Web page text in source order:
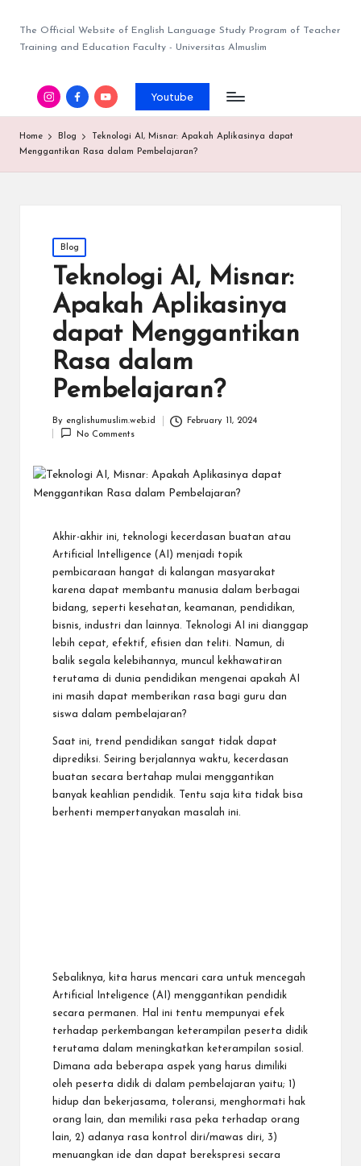
The Official Website of English Language Study Program of Teacher
Training and Education Faculty - Universitas Almuslim
Youtube
Home Blog
Teknologi AI, Misnar: Apakah Aplikasinya dapat
Menggantikan Rasa dalam Pembelajaran?
Blog
Teknologi AI, Misnar:
Apakah Aplikasinya
dapat Menggantikan
Rasa dalam
Pembelajaran?
By englishumuslim.web.id
February 11, 2024
No Comments
Akhir-akhir ini, teknologi kecerdasan buatan atau
Artificial Intelligence (AI) menjadi topik
pembicaraan hangat di kalangan masyarakat
karena dapat membantu manusia dalam berbagai
bidang, seperti kesehatan, keamanan, pendidikan,
bisnis, industri dan lainnya. Teknologi AI ini dianggap
lebih cepat, efektif, efisien dan teliti. Namun, di
balik segala kelebihannya, muncul kekhawatiran
terutama di dunia pendidikan mengenai apakah AI
ini masih dapat memberikan rasa bagi guru dan
siswa dalam pembelajaran?
Saat ini, trend pendidikan sangat tidak dapat
diprediksi. Seiring berjalannya waktu, kecerdasan
buatan secara bertahap mulai menggantikan
banyak keahlian pendidik. Tentu saja kita tidak bisa
berhenti mempertanyakan masalah ini.
Sebaliknya, kita harus mencari cara untuk mencegah
Artificial Inteligence (AI) menggantikan pendidik
secara permanen. Hal ini tentu mempunyai efek
terhadap perkembangan keterampilan peserta didik
terutama dalam meningkatkan keterampilan sosial.
Dimana ada beberapa aspek yang harus dimiliki
oleh peserta didik di dalam pembelajaran yaitu; 1)
hidup dan bekerjasama, toleransi, menghormati hak
orang lain, dan memiliki rasa peka terhadap orang
lain, 2) adanya rasa kontrol diri/mawas diri, 3)
menuangkan ide dan dapat berekspresi secara